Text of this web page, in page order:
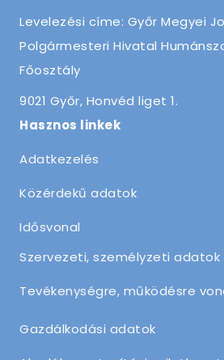
Levelezési címe: Győr Megyei
Polgármesteri Hivatal
Főosztály
9021 Győr, Honvéd liget 1.
Hasznos linkek
Adatkezelés
Közérdekű adatok
Idősvonal
Szervezeti, személyzeti adatok
Tevékenységre, működésre
Gazdálkodási adatok